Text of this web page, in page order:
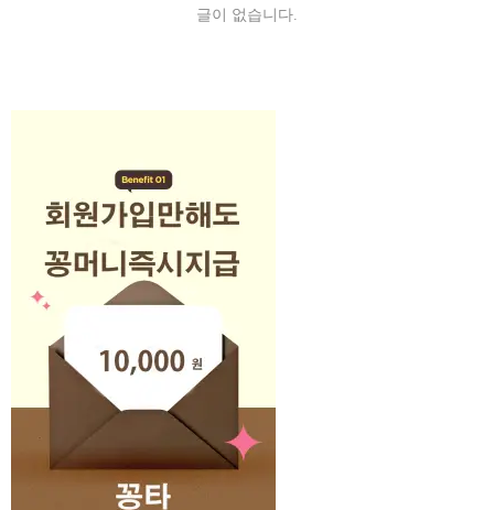
글이 없습니다.